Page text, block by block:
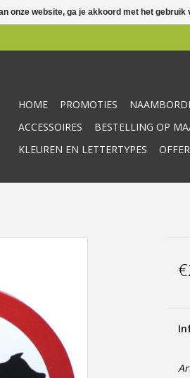
HOME PROMOTIES
ACCESSOIRES
BESTELLING OP
KLEUREN EN LETTERTYPES
onze website, ga je akkoord met het